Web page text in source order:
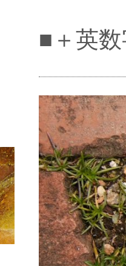
■＋英